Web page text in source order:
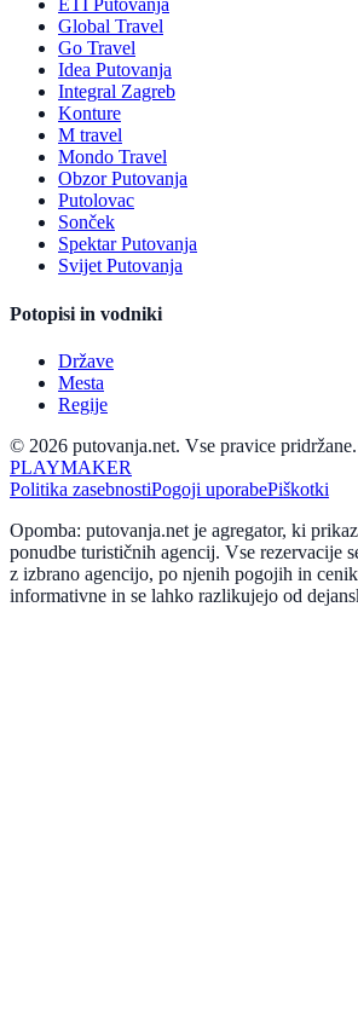
ETI Putovanja
Global Travel
Go Travel
Idea Putovanja
Integral Zagreb
Konture
M travel
Mondo Travel
Obzor Putovanja
Putolovac
Sonček
Spektar Putovanja
Svijet Putovanja
Potopisi in vodniki
Države
Mesta
Regije
© 2026 putovanja.net. Vse pravice pridržane.
PLAYMAKER
Politika zasebnostiPogoji uporabePiškotki
Opomba: putovanja.net je agregator, ki
ponudbe turističnih agencij. Vse rezervacije
z izbrano agencijo, po njenih pogojih in
informativne in se lahko razlikujejo od